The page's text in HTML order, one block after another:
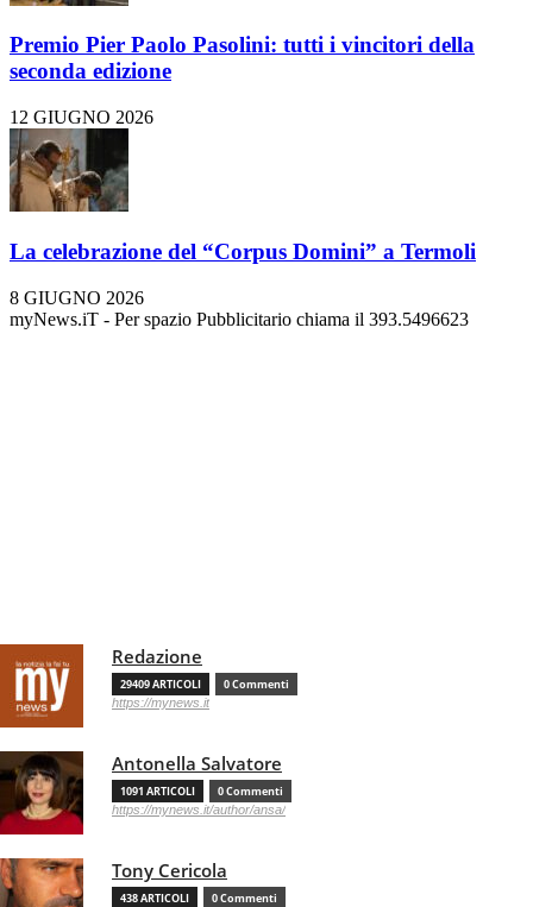
Premio Pier Paolo Pasolini: tutti i vincitori della
seconda edizione
12 GIUGNO 2026
La celebrazione del “Corpus Domini” a Termoli
8 GIUGNO 2026
myNews.iT - Per spazio Pubblicitario chiama il 393.5496623
Redazione
29409 ARTICOLI 0 Commenti
https://mynews.it
Antonella Salvatore
1091 ARTICOLI 0 Commenti
https://mynews.it/author/ansa/
Tony Cericola
438 ARTICOLI 0 Commenti